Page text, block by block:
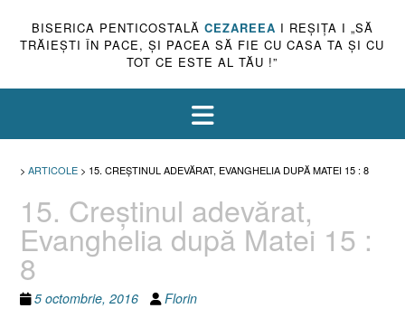
BISERICA PENTICOSTALĂ CEZAREEA I REŞIŢA I „SĂ
TRĂIEŞTI ÎN PACE, ŞI PACEA SĂ FIE CU CASA TA ŞI CU
TOT CE ESTE AL TĂU !”
> ARTICOLE > 15. CREŞTINUL ADEVĂRAT, EVANGHELIA DUPĂ MATEI 15 : 8
15. Creştinul adevărat,
Evanghelia după Matei 15 :
8
5 octombrie, 2016 Florin